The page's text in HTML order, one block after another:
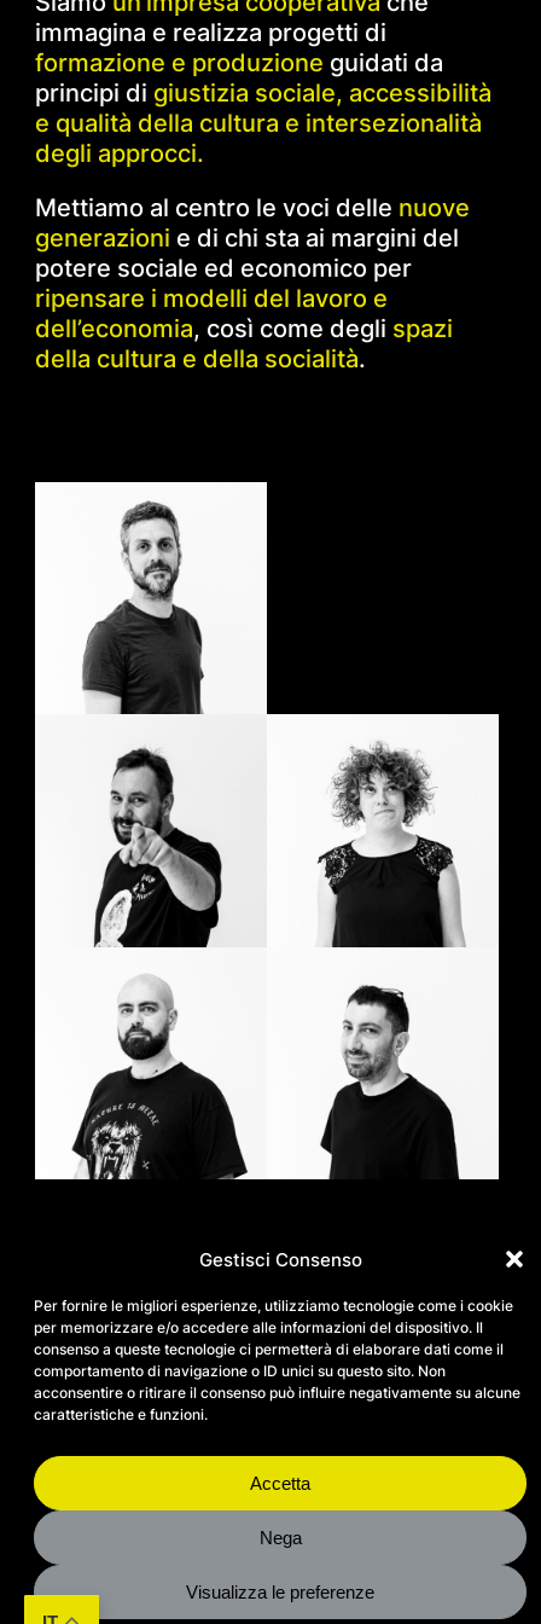
Gestisci Consenso
Per fornire le migliori esperienze, utilizziamo tecnologie come i cookie
per memorizzare e/o accedere alle informazioni del dispositivo. Il
consenso a queste tecnologie ci permetterà di elaborare dati come il
comportamento di navigazione o ID unici su questo sito. Non
acconsentire o ritirare il consenso può influire negativamente su alcune
caratteristiche e funzioni.
Accetta
Nega
Visualizza le preferenze
immagina e realizza progetti di
formazione e produzione guidati da
principi di giustizia sociale, accessibilità
e qualità della cultura e intersezionalità
degli approcci.
Mettiamo al centro le voci delle nuove
generazioni e di chi sta ai margini del
potere sociale ed economico per
ripensare i modelli del lavoro e
dell’economia, così come degli spazi
della cultura e della socialità.
progetti e servizi
spazio
persone
pensatoio
eventi
support